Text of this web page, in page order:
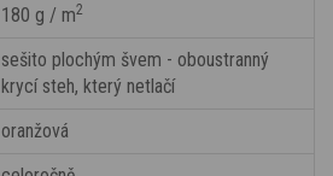
180 g / m2
sešito plochým švem - oboustranný
krycí steh, který netlačí
oranžová